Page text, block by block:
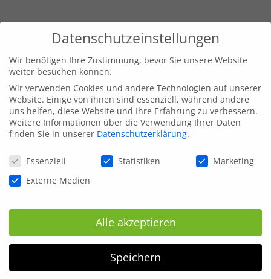
Datenschutzeinstellungen
Wir benötigen Ihre Zustimmung, bevor Sie unsere Website
weiter besuchen können.
Wir verwenden Cookies und andere Technologien auf unserer
Website. Einige von ihnen sind essenziell, während andere
uns helfen, diese Website und Ihre Erfahrung zu verbessern.
Weitere Informationen über die Verwendung Ihrer Daten
finden Sie in unserer Datenschutzerklärung.
Datenschutzeinstellungen
Essenziell Statistiken
Marketing
Externe Medien
Alle akzeptieren
Speichern